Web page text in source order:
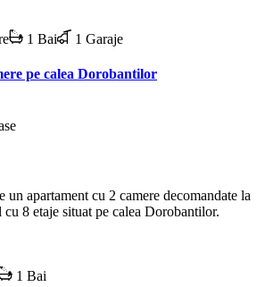
1 Bai 1 Garaje
pe calea Dorobantilor
un apartament cu 2 camere decomandate la
8 etaje situat pe calea Dorobantilor.
1 Bai